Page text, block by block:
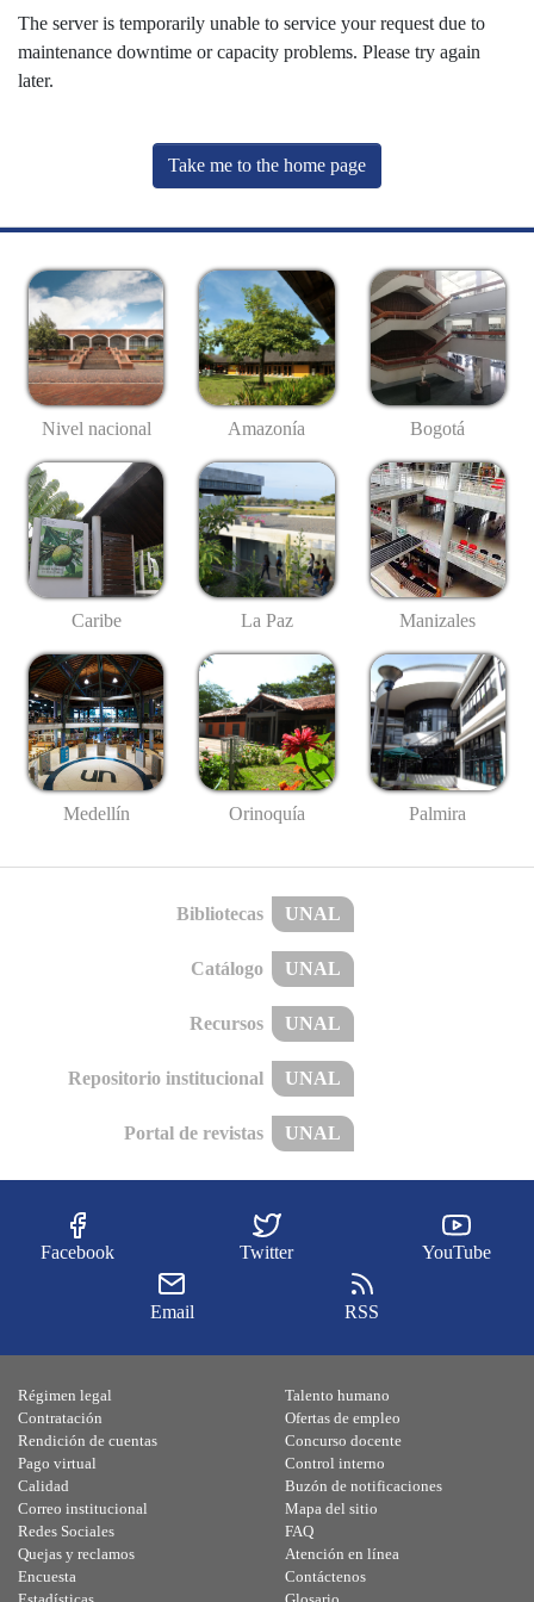
The server is temporarily unable to service your request due to
maintenance downtime or capacity problems. Please try again
later.
Take me to the home page
Nivel nacional Amazonía Bogotá
Caribe La Paz Manizales
Medellín Orinoquía Palmira
Bibliotecas UNAL
Catálogo UNAL
Recursos UNAL
Repositorio institucional UNAL
Portal de revistas UNAL
Facebook Twitter YouTube
Email RSS
Régimen legal
Contratación
Rendición de cuentas
Pago virtual
Calidad
Talento humano
Ofertas de empleo
Concurso docente
Control interno
Buzón de notificaciones
Correo institucional
Redes Sociales
Quejas y reclamos
Encuesta
Mapa del sitio
FAQ
Atención en línea
Contáctenos